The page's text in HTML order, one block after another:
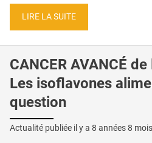
LIRE LA SUITE
CANCER AVANCÉ
Les isoflavones
question
Actualité publiée il y a 8 années 8 mois